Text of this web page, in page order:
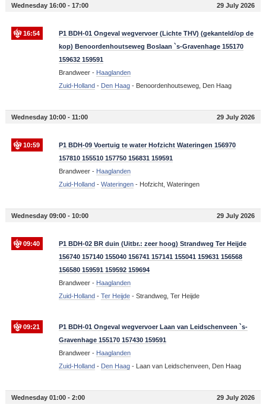
Wednesday 16:00 - 17:00 29 July 2026
16:54
P1 BDH-01 Ongeval wegvervoer (Lichte THV) (gekanteld/op de
kop) Benoordenhoutseweg Boslaan `s-Gravenhage 155170
159632 159591
Brandweer - Haaglanden
Zuid-Holland- Den Haag- Benoordenhoutseweg, Den Haag
Wednesday 10:00 - 11:00 29 July 2026
10:59
P1 BDH-09 Voertuig te water Hofzicht Wateringen 156970
157810 155510 157750 156831 159591
Brandweer - Haaglanden
Zuid-Holland- Wateringen- Hofzicht, Wateringen
Wednesday 09:00 - 10:00 29 July 2026
09:40
P1 BDH-02 BR duin (Uitbr.: zeer hoog) Strandweg Ter Heijde
156740 157140 155040 156741 157141 155041 159631 156568
156580 159591 159592 159694
Brandweer - Haaglanden
Zuid-Holland- Ter Heijde- Strandweg, Ter Heijde
09:21
P1 BDH-01 Ongeval wegvervoer Laan van Leidschenveen `s-
Gravenhage 155170 157430 159591
Brandweer - Haaglanden
Zuid-Holland- Den Haag- Laan van Leidschenveen, Den Haag
Wednesday 01:00 - 2:00 29 July 2026